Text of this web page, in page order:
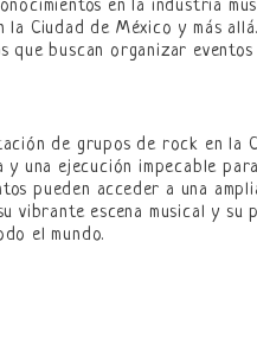
en la industria
la Ciudad de México y más
que buscan organizar
de grupos de rock en la
una ejecución impecable
pueden acceder a una
vibrante escena musical y
el mundo.